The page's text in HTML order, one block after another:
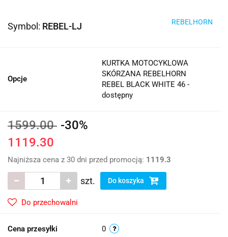
Symbol: REBEL-LJ REBELHORN
Opcje
KURTKA MOTOCYKLOWA
SKÓRZANA REBELHORN
REBEL BLACK WHITE 46 -
dostępny
1599.00 -30%
1119.30
Najniższa cena z 30 dni przed promocją: 1119.3
szt. Do koszyka
Do przechowalni
Cena przesyłki 0